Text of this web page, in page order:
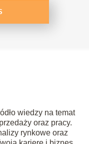
wiedzy na temat
oraz pracy.
rynkowe oraz